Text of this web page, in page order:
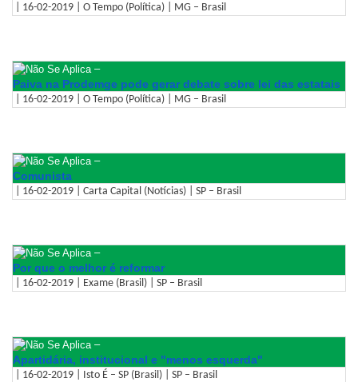
| 16-02-2019 | O Tempo (Política) | MG – Brasil
–
Paiva na Prodemge pode gerar debate sobre lei das estatais
| 16-02-2019 | O Tempo (Política) | MG – Brasil
–
Comunista
| 16-02-2019 | Carta Capital (Notícias) | SP – Brasil
–
Por que o melhor é reformar
| 16-02-2019 | Exame (Brasil) | SP – Brasil
–
Apartidária, institucional e "menos esquerda"
| 16-02-2019 | Isto É – SP (Brasil) | SP – Brasil